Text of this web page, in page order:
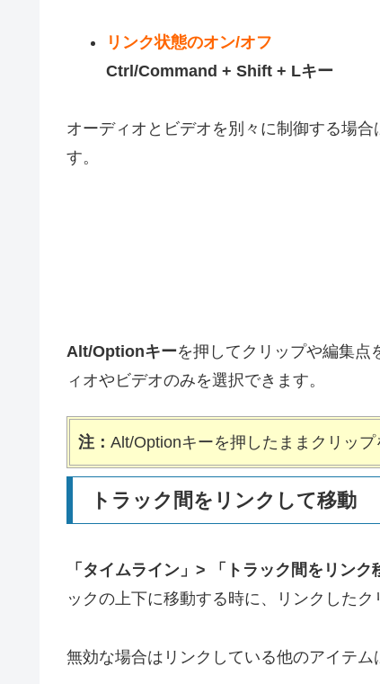
リンク状態のオン/オフ
Ctrl/Command + Shift + Lキー
オーディオとビデオを別々に制御する場
す。
Alt/Optionキーを押してクリップや編集点
ィオやビデオのみを選択できます。
注： Alt/Optionキーを押したままクリップ
トラック間をリンクして移動
「タイムライン」> 「トラック間をリンク
ックの上下に移動する時に、リンクしたク
無効な場合はリンクしている他のアイテム